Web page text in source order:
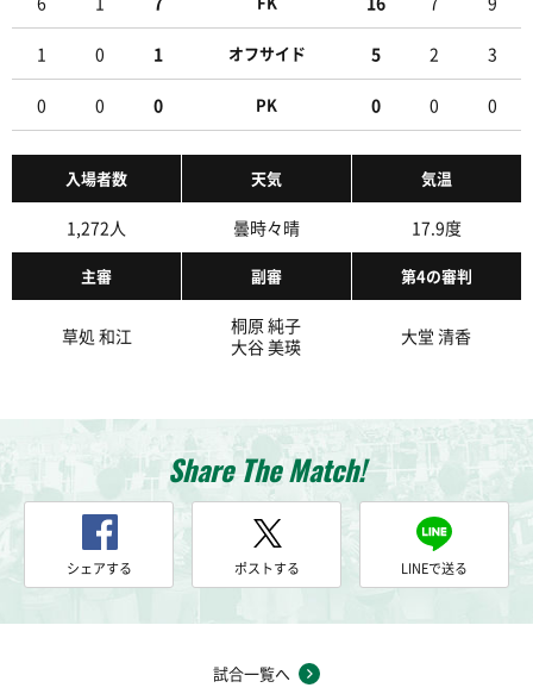
1 0 1 オフサイド 5 2 3
0 0 0 PK 0 0 0
入場者数 天気 気温
1,272人 曇時々晴 17.9度
主審 副審 第4の審判
草処 和江
桐原 純子
大谷 美瑛
大堂 清香
Share The Match!
シェアする ポストする LINEで送る
試合一覧へ